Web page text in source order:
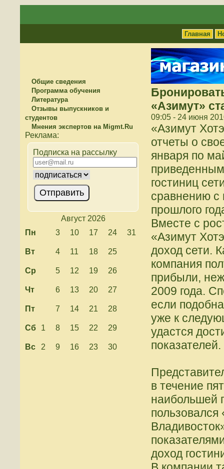
Главная
Общие сведения
Программа обучения
Литература
Отзывы выпускников и
студентов
Мнения экспертов на Migmt.Ru
Подписка на рассылку
Август 2026
Пн
3 10 17 24 31
Вт 4 11 18 25
Ср 5 12 19 26
Чт 6 13 20 27
Пт 7 14 21 28
Сб 1 8 15 22 29
Вс 2 9 16 23 30
«Азимут»
09:05 - 24 июня
«Азимут
отчеты о
января по
гостиниц
сравнению
прошлого
Вместе с
«Азимут
доход сети.
компания
прибыли,
2009 года.
если
уже к
удастся
показателей.
в течение
наибольшей
доход